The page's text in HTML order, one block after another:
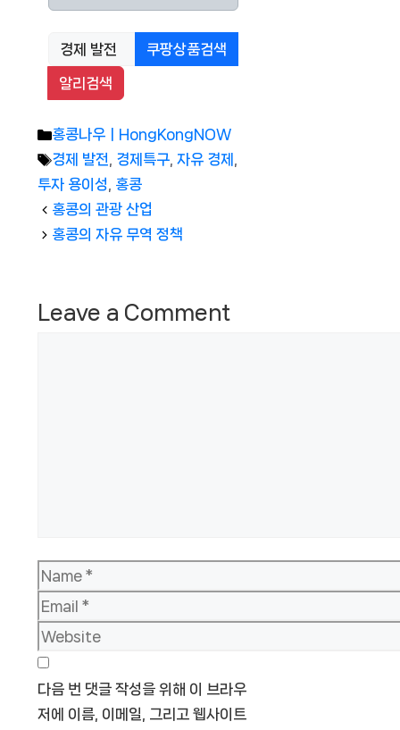
쿠팡상품검색
알리검색
Categories
홍콩나우ㅣHongKongNOW
Tags
경제 발전 경제특구 자유 경제
투자 용이성 홍콩
홍콩의 관광 산업
홍콩의 자유 무역 정책
Leave a Comment
Name
Email
Website
다음 번 댓글 작성을 위해 이 브라우
저에 이름, 이메일, 그리고 웹사이트